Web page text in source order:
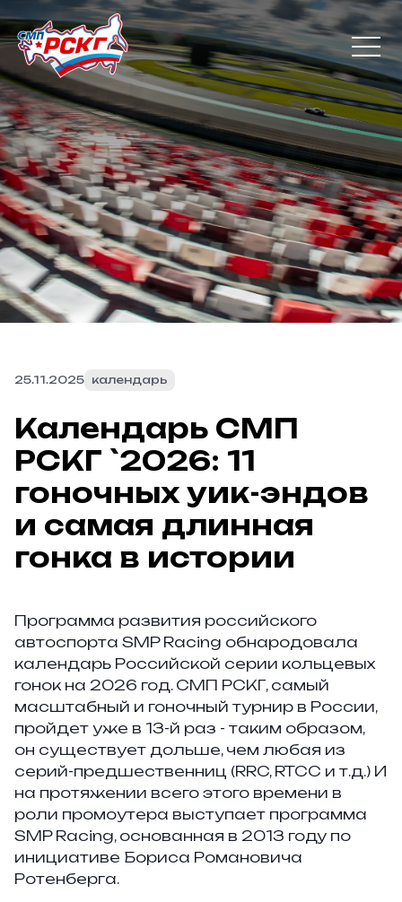
25.11.2025 календарь
Календарь СМП
РСКГ `2026: 11
гоночных уик-эндов
и самая длинная
гонка в истории
Программа развития российского
автоспорта SMP Racing обнародовала
календарь Российской серии кольцевых
гонок на 2026 год. СМП РСКГ, самый
масштабный и гоночный турнир в России,
пройдет уже в 13-й раз - таким образом,
он существует дольше, чем любая из
серий-предшественниц (RRC, RTCC и т.д.) И
на протяжении всего этого времени в
роли промоутера выступает программа
SMP Racing, основанная в 2013 году по
инициативе Бориса Романовича
Ротенберга.